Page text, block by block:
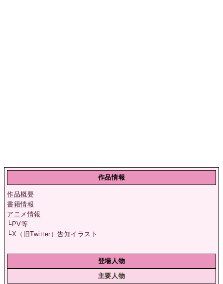
作品情報
作品概要
書籍情報
アニメ情報
└PV等
└X（旧Twitter）告知イラスト
登場人物
主要人物